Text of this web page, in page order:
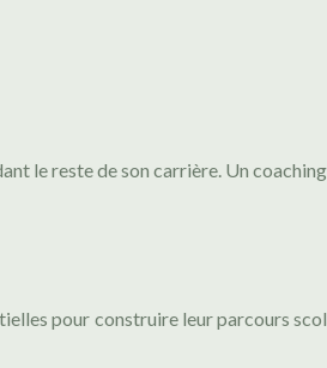
le reste de son carrière. Un
pour construire leur parcours